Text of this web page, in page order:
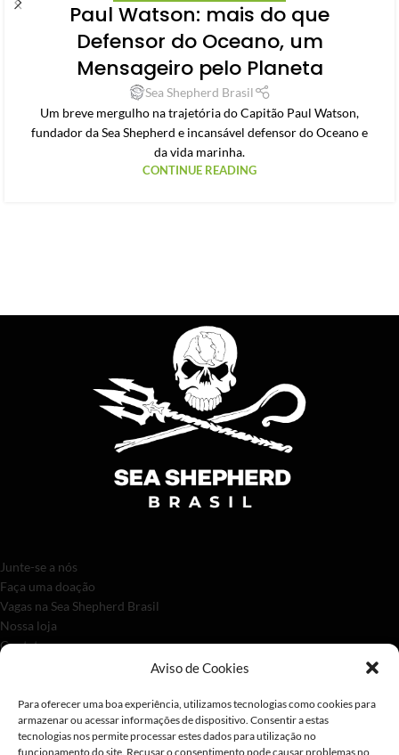
Aviso de Cookies
Para oferecer uma boa experiência, utilizamos tecnologias como cookies para
armazenar ou acessar informações de dispositivo. Consentir a estas
tecnologias nos permite processar estes dados para utilização no
funcionamento do site. Recusar o consentimento pode causar problemas no
Paul Watson: mais do que
Defensor do Oceano, um
Mensageiro pelo Planeta
Sea Shepherd Brasil
Um breve mergulho na trajetória do Capitão Paul Watson,
fundador da Sea Shepherd e incansável defensor do Oceano e
da vida marinha.
CONTINUE READING
Junte-se a nós
Faça uma doação
Vagas na Sea Shepherd Brasil
Nossa loja
Contato